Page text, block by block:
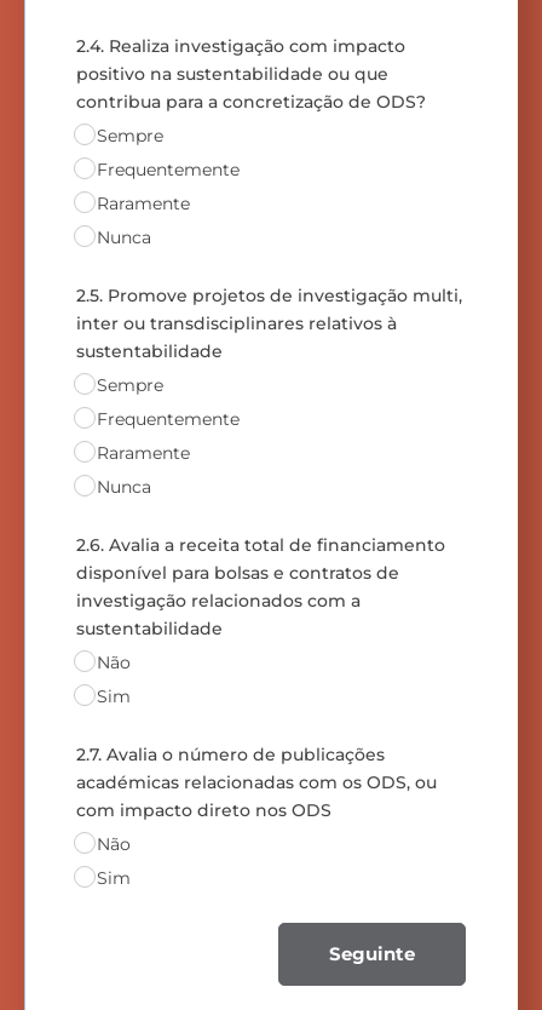
2.4. Realiza investigação com impacto
positivo na sustentabilidade ou que
contribua para a concretização de ODS?
Sempre
Frequentemente
Raramente
Nunca
2.5. Promove projetos de investigação multi,
inter ou transdisciplinares relativos à
sustentabilidade
Sempre
Frequentemente
Raramente
Nunca
2.6. Avalia a receita total de financiamento
disponível para bolsas e contratos de
investigação relacionados com a
sustentabilidade
Não
Sim
2.7. Avalia o número de publicações
académicas relacionadas com os ODS, ou
com impacto direto nos ODS
Não
Sim
Seguinte